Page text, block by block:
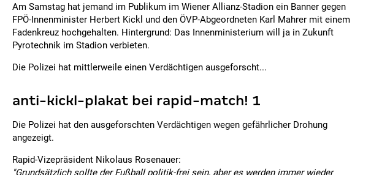
Am Samstag hat jemand im Publikum im Wiener Allianz-Stadion ein Banner gegen
FPÖ-Innenminister Herbert Kickl und den ÖVP-Abgeordneten Karl Mahrer mit einem
Fadenkreuz hochgehalten. Hintergrund: Das Innenministerium will ja in Zukunft
Pyrotechnik im Stadion verbieten.
Die Polizei hat mittlerweile einen Verdächtigen ausgeforscht...
anti-kickl-plakat bei rapid-match! 1
Die Polizei hat den ausgeforschten Verdächtigen wegen gefährlicher Drohung
angezeigt.
Rapid-Vizepräsident Nikolaus Rosenauer:
"Grundsätzlich sollte der Fußball politik-frei sein, aber es werden immer wieder